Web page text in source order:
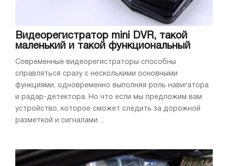
Видеорегистратор mini DVR, такой
маленький и такой функциональный
Современные видеорегистраторы способны
справляться сразу с несколькими основными
функциями, одновременно выполняя роль навигатора
и радар-детектора. Но что если мы предложим вам
устройство, которое сможет следить за дорожной
разметкой и сигналами ...